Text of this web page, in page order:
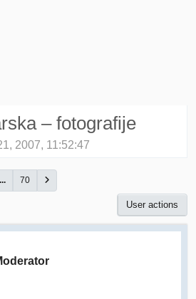
– fotografije
2007, 11:52:47
... 70
User actions